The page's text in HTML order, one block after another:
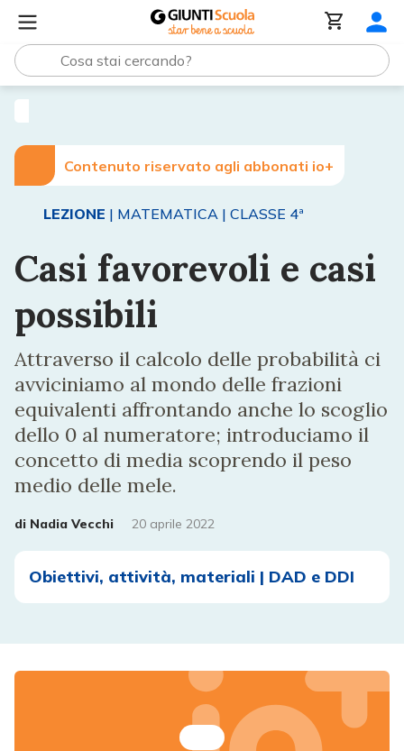
Contenuto riservato agli abbonati io+
LEZIONE | MATEMATICA | CLASSE 4ª
Casi favorevoli e casi
possibili
Attraverso il calcolo delle probabilità ci
avviciniamo al mondo delle frazioni
equivalenti affrontando anche lo scoglio
dello 0 al numeratore; introduciamo il
concetto di media scoprendo il peso
medio delle mele.
di Nadia Vecchi 20 aprile 2022
Obiettivi, attività, materiali | DAD e DDI